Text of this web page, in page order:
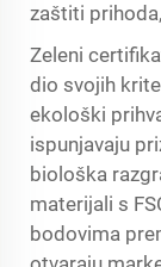
zaštiti
Zeleni
dio svojih
ekološki
ispunjavaju
biološka
materijali s
bodovima